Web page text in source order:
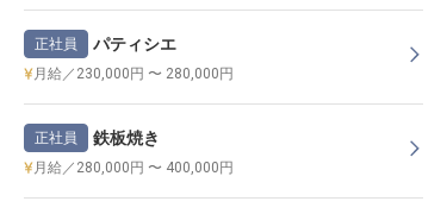
正社員 パティシエ
月給／230,000円 〜 280,000円
正社員 鉄板焼き
月給／280,000円 〜 400,000円